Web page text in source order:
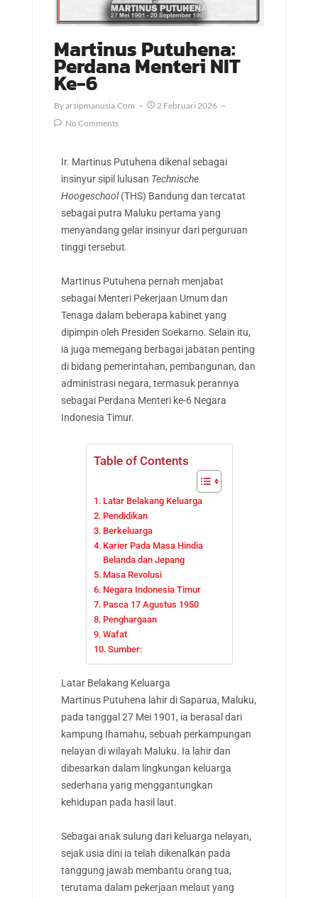
Martinus Putuhena:
Perdana Menteri NIT
Ke-6
ByArsipmanusia.com
2 Februari 2026
No Comments
Ir. Martinus Putuhena dikenal sebagai
insinyur sipil lulusan Technische
Hoogeschool(THS) Bandung dan tercatat
sebagai putra Maluku pertama yang
menyandang gelar insinyur dari perguruan
tinggi tersebut.
Martinus Putuhena pernah menjabat
sebagai Menteri Pekerjaan Umum dan
Tenaga dalam beberapa kabinet yang
dipimpin oleh Presiden Soekarno. Selain itu,
ia juga memegang berbagai jabatan penting
di bidang pemerintahan, pembangunan, dan
administrasi negara, termasuk perannya
sebagai Perdana Menteri ke-6 Negara
Indonesia Timur.
Table of Contents
Latar Belakang Keluarga
Pendidikan
Berkeluarga
Karier Pada Masa Hindia
Belanda dan Jepang
Masa Revolusi
Negara Indonesia Timur
Pasca 17 Agustus 1950
Penghargaan
Wafat
Sumber:
Latar Belakang Keluarga
Martinus Putuhena lahir di Saparua, Maluku,
pada tanggal 27 Mei 1901, ia berasal dari
kampung Ihamahu, sebuah perkampungan
nelayan di wilayah Maluku. Ia lahir dan
dibesarkan dalam lingkungan keluarga
sederhana yang menggantungkan
kehidupan pada hasil laut.
Sebagai anak sulung dari keluarga nelayan,
sejak usia dini ia telah dikenalkan pada
tanggung jawab membantu orang tua,
terutama dalam pekerjaan melaut yang